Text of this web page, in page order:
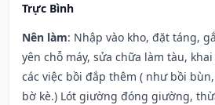
Trực Bình
Nên làm: Nhập vào kho, đặt táng,
yên chỗ máy, sửa chữa làm tàu,
các việc bồi đắp thêm ( như bồi
bờ kè.) Lót giường đóng giường,